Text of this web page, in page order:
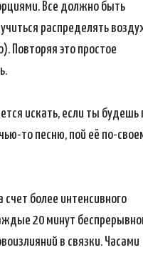
Все должно быть
распределять
Повторяя это простое
искать, если ты будешь
то песню, пой её по-
более интенсивного
20 минут
в связки. Часами